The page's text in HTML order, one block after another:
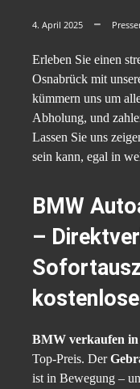
4. April 2025
Erleben Sie einen
Osnabrück mit
kümmern uns um
Abholung, und
Lassen Sie uns
sein kann, egal in
BMW
–
BMW verkaufen
Top-Preis. Der
ist in Bewegung –